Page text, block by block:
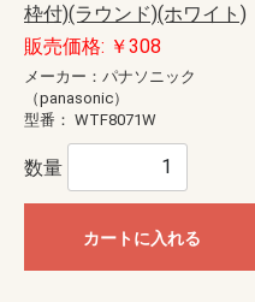
枠付)(ラウンド)(ホワイト)
販売価格: ￥308
メーカー：パナソニック
（panasonic）
型番： WTF8071W
数量
カートに入れる